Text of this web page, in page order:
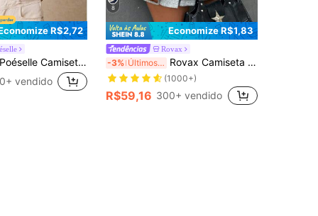
R$2,72
Poéselle Camiseta de Manga Curta Casual Versátil para Uso Diário com Listras e Retalhos Feminina
vendido
8
Economize R$1,83
Rovax
-3% Últimos 3 dias Rovax Camiseta Feminina de Mangas Curtas com Gola em V e Caimento Solto com Estampa Digital
(1000+)
R$59,16 300+ vendido